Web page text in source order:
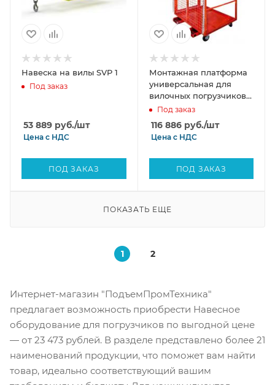
Навеска на вилы SVP 1
Под заказ
53 889 руб./шт
Цена с НДС
ПОД ЗАКАЗ
Монтажная платформа
универсальная для
вилочных погрузчиков
800х1000х1800 мм
Под заказ
116 886руб./шт
Цена с НДС
ПОД ЗАКАЗ
ПОКАЗАТЬ ЕЩЕ
1 2
Интернет-магазин "ПодъемПромТехника"
предлагает возможность приобрести Навесное
оборудование для погрузчиков по выгодной цене
— от 23 473 рублей. В разделе представлено более 21
наименований продукции, что поможет вам найти
товар, идеально соответствующий вашим